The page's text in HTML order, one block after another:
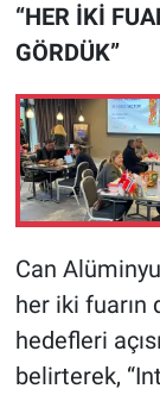
“HER İKİ
GÖRDÜK”
Can
her iki fuarın
hedefleri
belirterek,